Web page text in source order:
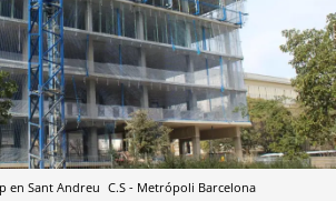
en Sant Andreu C.S - Metrópoli Barcelona